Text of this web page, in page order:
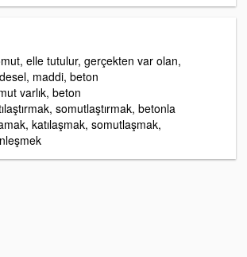
elle tutulur, gerçekten var olan,
maddi, beton
varlık, beton
somutlaştırmak, betonla
katılaşmak, somutlaşmak,